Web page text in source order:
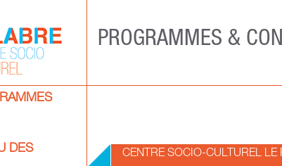
DES
PROGRAMMES &
2021-
CENTRE SOCIO-CULTUREL LE